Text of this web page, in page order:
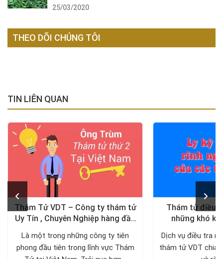
25/03/2020
THEO DÕI CHÚNG TÔI
TIN LIÊN QUAN
Thám Tử VDT – Công ty thám tử
Uy Tín , Chuyên Nghiệp hàng đầu
Là một trong những công ty tiên
phong đầu tiên trong lĩnh vực Thám
Thám tử điều
những khó
Dịch vụ điều tra
thám tử VDT chia